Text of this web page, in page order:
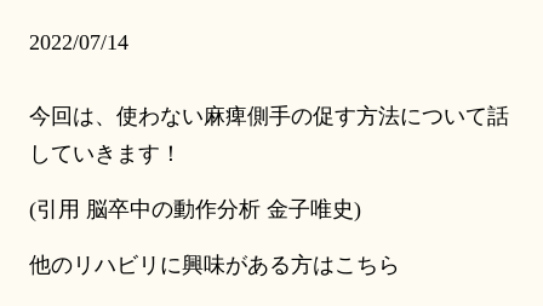
2022/07/14
今回は、使わない麻痺側手の促す方法について話
していきます！
(引用 脳卒中の動作分析 金子唯史)
他のリハビリに興味がある方はこちら